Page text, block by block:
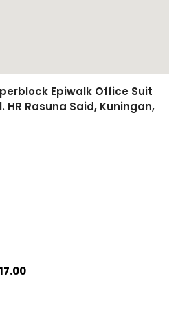
Epiwalk Office Suit
HR Rasuna Said, Kuningan,